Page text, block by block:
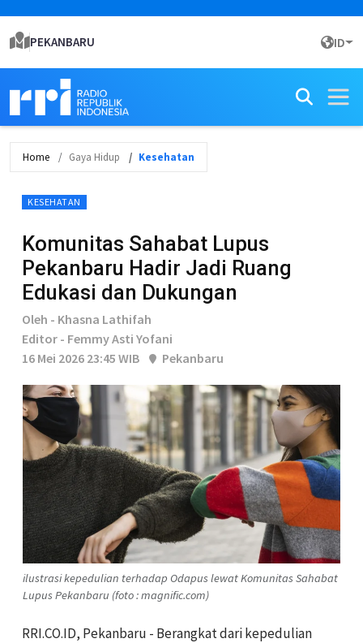
PEKANBARU ID
Home Gaya Hidup Kesehatan
KESEHATAN
Komunitas Sahabat Lupus
Pekanbaru Hadir Jadi Ruang
Edukasi dan Dukungan
Oleh - Khasna Lathifah
Editor - Femmy Asti Yofani
16 Mei 2026 23:45 WIB
Pekanbaru
ilustrasi kepedulian terhadap Odapus lewat Komunitas Sahabat
Lupus Pekanbaru (foto : magnific.com)
RRI.CO.ID, Pekanbaru - Berangkat dari kepedulian